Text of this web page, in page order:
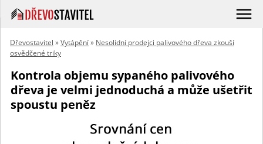
Dřevostavitel »Vytápění» Nesolidní prodejci palivového dřeva zkouší
osvědčené triky
Kontrola objemu sypaného palivového
dřeva je velmi jednoduchá a může ušetřit
spoustu peněz